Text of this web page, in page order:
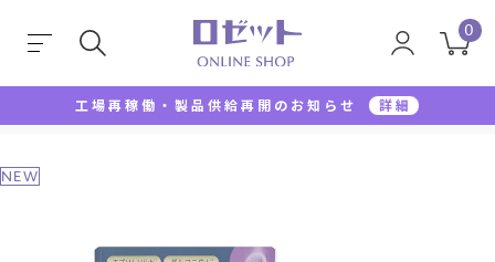
0
工場再稼働・製品供給再開のお知らせ 詳細
その他 meshimase バスタブレット スパ リラッ
NEW